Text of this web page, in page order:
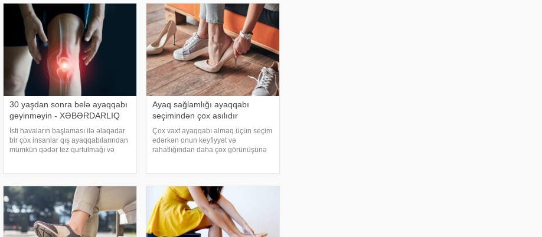
yaşadığı çətin günlərdən danışıb: .
"90-c
-a istinadə
30 yaşdan sonra belə ayaqqabı
geyinməyin - XƏBƏRDARLIQ
İsti havaların başlaması ilə əlaqədar
bir çox insanlar qış ayaqqabılarından
mümkün qədər tez qurtulmağı və
rahatlığına baxmayaraq, b
Ayaq sağlamlığı ayaqqabı
seçimindən çox asılıdır
Çox vaxt ayaqqabı almaq üçün seçim
edərkən onun keyfiyyət və
rahatlığından daha çox görünüşünə
seçimi ayaqda deformasiyay